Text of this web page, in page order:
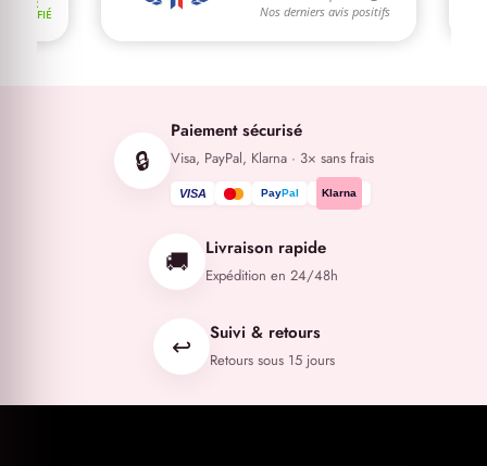
🔒
Paiement sécurisé
Visa, PayPal, Klarna · 3× sans frais
VISA PayPal Klarna
🚚 Livraison rapide
Expédition en 24/48h
↩️ Suivi & retours
Retours sous 15 jours